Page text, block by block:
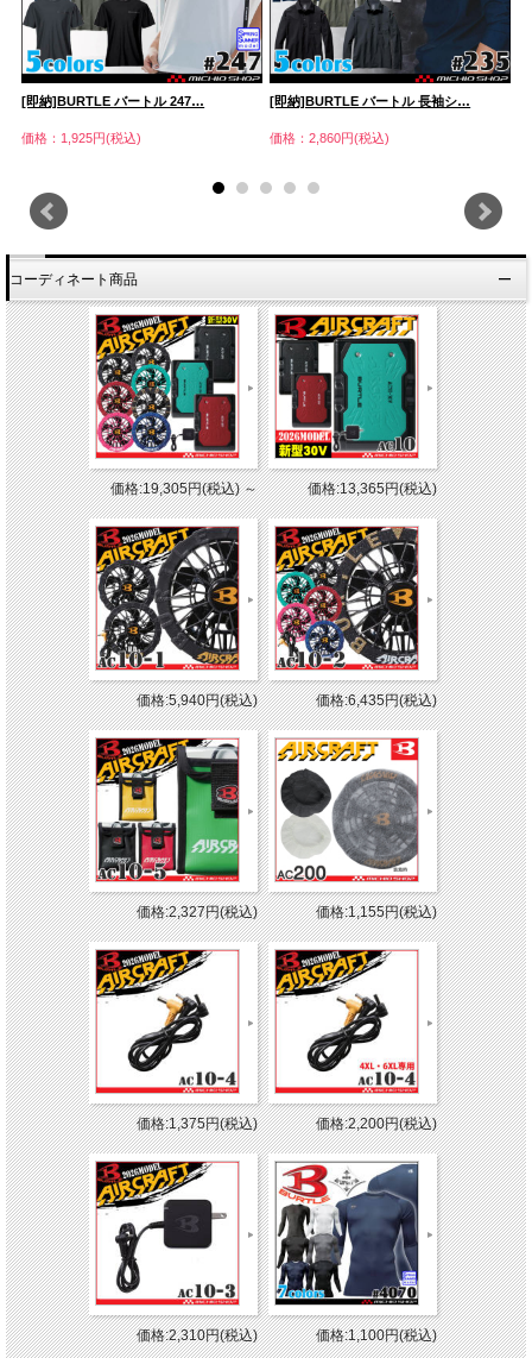
[即納]BURTLE バートル 247…
価格：1,925円(税込)
[即納]BURTLE バートル 長袖シ…
価格：2,860円(税込)
コーディネート商品
価格:19,305円(税込)～ 価格:13,365円(税込)
価格:5,940円(税込) 価格:6,435円(税込)
価格:2,327円(税込) 価格:1,155円(税込)
価格:1,375円(税込) 価格:2,200円(税込)
価格:2,310円(税込) 価格:1,100円(税込)